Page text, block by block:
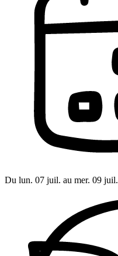
Du lun. 07 juil. au mer. 09 juil.